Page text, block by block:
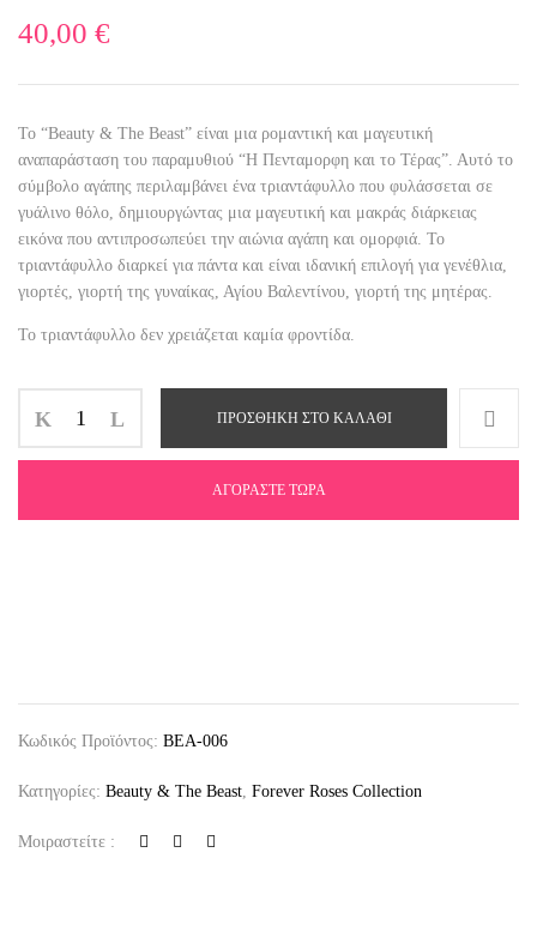
40,00 €
Το “Beauty & The Beast” είναι μια ρομαντική και μαγευτική
αναπαράσταση του παραμυθιού “Η Πενταμορφη και το Τέρας”. Αυτό το
σύμβολο αγάπης περιλαμβάνει ένα τριαντάφυλλο που φυλάσσεται σε
γυάλινο θόλο, δημιουργώντας μια μαγευτική και μακράς διάρκειας
εικόνα που αντιπροσωπεύει την αιώνια αγάπη και ομορφιά. Το
τριαντάφυλλο διαρκεί για πάντα και είναι ιδανική επιλογή για γενέθλια,
γιορτές, γιορτή της γυναίκας, Αγίου Βαλεντίνου, γιορτή της μητέρας.
Το τριαντάφυλλο δεν χρειάζεται καμία φροντίδα.
ΠΡΟΣΘΉΚΗ ΣΤΟ ΚΑΛΆΘΙ
ΑΓΟΡΆΣΤΕ ΤΏΡΑ
Κωδικός Προϊόντος: BEA-006
Κατηγορίες: Beauty & The Beast, Forever Roses Collection
Μοιραστείτε :